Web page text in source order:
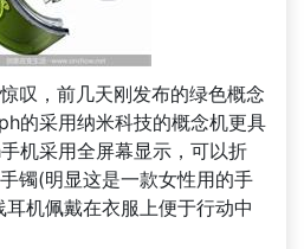
叹，前几天刚发布的绿色概念
的采用纳米科技的概念机更具
机采用全屏幕显示，可以折
镯(明显这是一款女性用的手
机佩戴在衣服上便于行动中